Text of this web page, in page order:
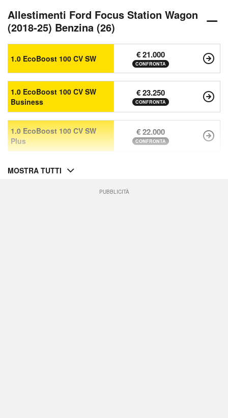
Allestimenti Ford Focus Station Wagon
(2018-25) Benzina (26)
1.0 EcoBoost 100 CV SW € 21.000
CONFRONTA
1.0 EcoBoost 100 CV SW
Business
€ 23.250
CONFRONTA
1.0 EcoBoost 100 CV SW
Plus
€ 22.000
CONFRONTA
MOSTRA TUTTI
PUBBLICITÀ